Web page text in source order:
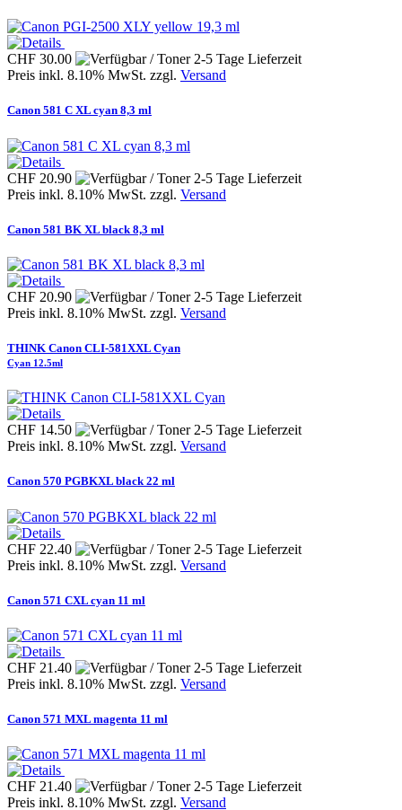
CHF 30.00
Preis inkl. 8.10% MwSt. zzgl. Versand
Canon 581 C XL cyan 8,3 ml
CHF 20.90
Preis inkl. 8.10% MwSt. zzgl. Versand
Canon 581 BK XL black 8,3 ml
CHF 20.90
Preis inkl. 8.10% MwSt. zzgl. Versand
THINK Canon CLI-581XXL Cyan
Cyan 12.5ml
CHF 14.50
Preis inkl. 8.10% MwSt. zzgl. Versand
Canon 570 PGBKXL black 22 ml
CHF 22.40
Preis inkl. 8.10% MwSt. zzgl. Versand
Canon 571 CXL cyan 11 ml
CHF 21.40
Preis inkl. 8.10% MwSt. zzgl. Versand
Canon 571 MXL magenta 11 ml
CHF 21.40
Preis inkl. 8.10% MwSt. zzgl. Versand